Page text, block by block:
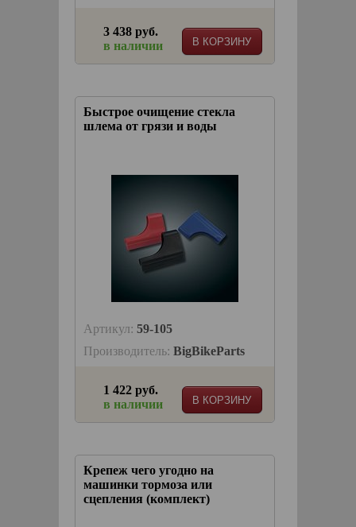
В КОРЗИНУ
3 438 руб.
в наличии
Быстрое очищение стекла
шлема от грязи и воды
Артикул: 59-105
Производитель: BigBikeParts
В КОРЗИНУ
1 422 руб.
в наличии
Крепеж чего угодно на
машинки тормоза или
сцепления (комплект)